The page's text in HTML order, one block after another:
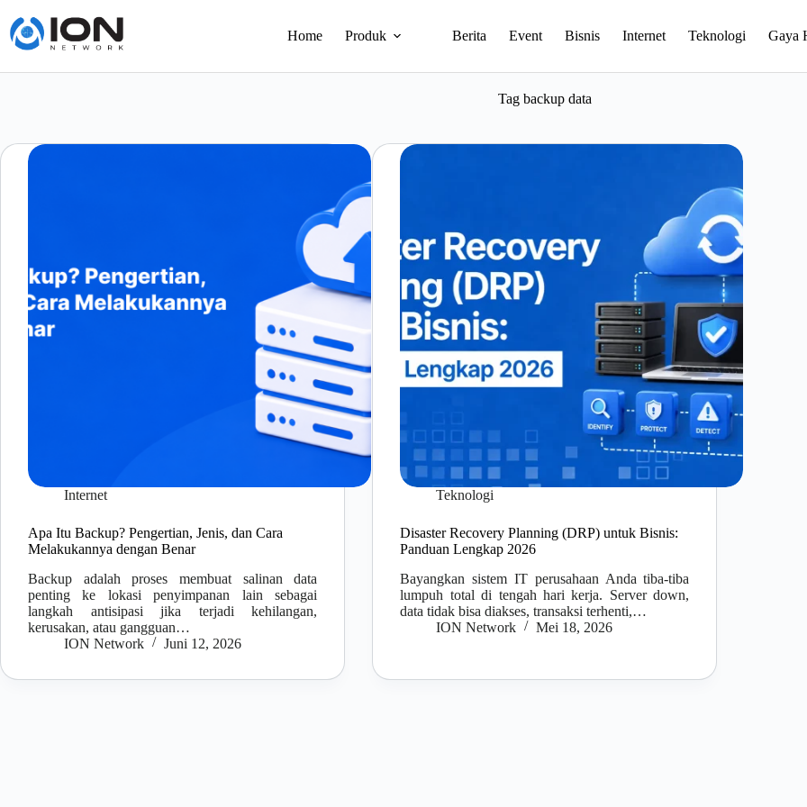
content
Home Produk Berita Event Bisnis Internet Teknologi Gaya
Tagbackup data
Internet
Apa Itu Backup? Pengertian, Jenis, dan Cara
Melakukannya dengan Benar
Backup adalah proses membuat salinan data
penting ke lokasi penyimpanan lain sebagai
langkah antisipasi jika terjadi kehilangan,
kerusakan, atau gangguan…
ION Network
Juni 12, 2026
Teknologi
Disaster Recovery Planning (DRP) untuk Bisnis:
Panduan Lengkap 2026
Bayangkan sistem IT perusahaan Anda tiba-tiba
lumpuh total di tengah hari kerja. Server down,
data tidak bisa diakses, transaksi terhenti,…
ION Network
Mei 18, 2026